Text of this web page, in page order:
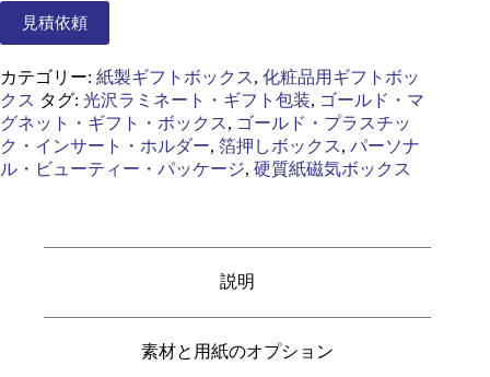
見積依頼
カテゴリー: 紙製ギフトボックス, 化粧品用ギフトボッ
クス タグ: 光沢ラミネート・ギフト包装, ゴールド・マ
グネット・ギフト・ボックス, ゴールド・プラスチッ
ク・インサート・ホルダー, 箔押しボックス, パーソナ
ル・ビューティー・パッケージ, 硬質紙磁気ボックス
説明
素材と用紙のオプション